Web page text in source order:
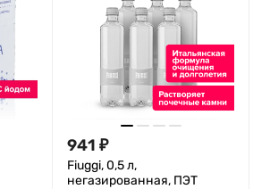
941 ₽
Fiuggi, 0,5 л,
негазированная, ПЭТ